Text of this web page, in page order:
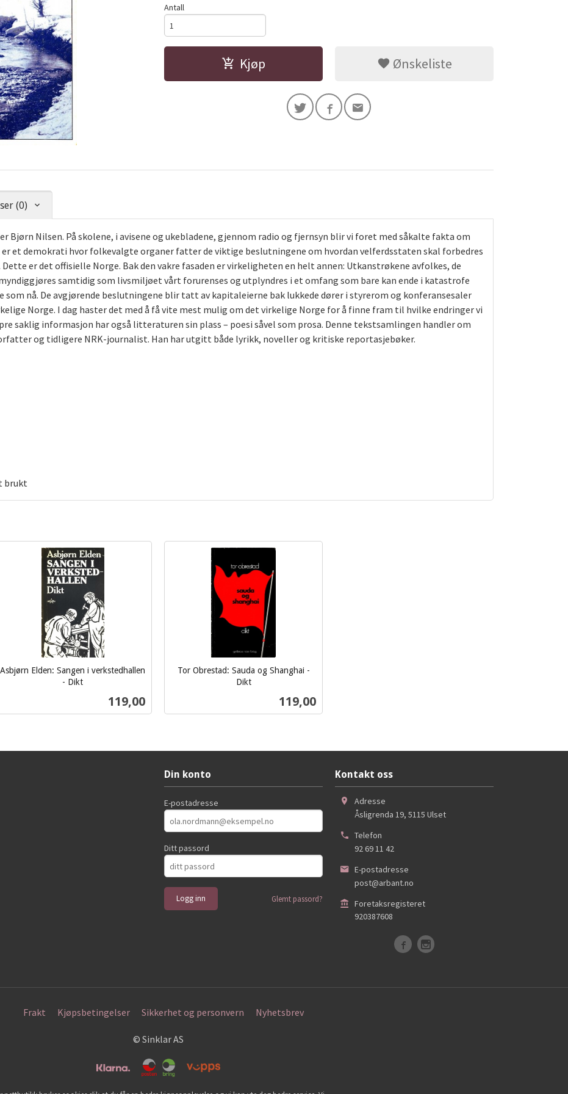
Antall
Kjøp Ønskeliste
(0)
Bjørn Nilsen. På skolene, i avisene og ukebladene, gjennom radio og fjernsyn blir vi foret med såkalte fakta om
et demokrati hvor folkevalgte organer fatter de viktige beslutningene om hvordan velferdsstaten skal forbedres
er det offisielle Norge. Bak den vakre fasaden er virkeligheten en helt annen: Utkanstrøkene avfolkes, de
samtidig som livsmiljøet vårt forurenses og utplyndres i et omfang som bare kan ende i katastrofe
nå. De avgjørende beslutningene blir tatt av kapitaleierne bak lukkede dører i styrerom og konferansesaler
Norge. I dag haster det med å få vite mest mulig om det virkelige Norge for å finne fram til hvilke endringer vi
saklig informasjon har også litteraturen sin plass – poesi såvel som prosa. Denne tekstsamlingen handler om
og tidligere NRK-journalist. Han har utgitt både lyrikk, noveller og kritiske reportasjebøker.
brukt
Asbjørn Elden: Sangen i verkstedhallen
- Dikt
Pris
119,00
Tor Obrestad: Sauda og Shanghai -
Dikt
Pris
119,00
Din konto
E-postadresse
Ditt passord
Glemt passord?
Kontakt oss
Adresse
Åsligrenda 19, 5115 Ulset
Telefon
92 69 11 42
E-postadresse
post@arbant.no
Foretaksregisteret
920387608
Frakt Kjøpsbetingelser Sikkerhet og personvern Nyhetsbrev
© Sinklar AS